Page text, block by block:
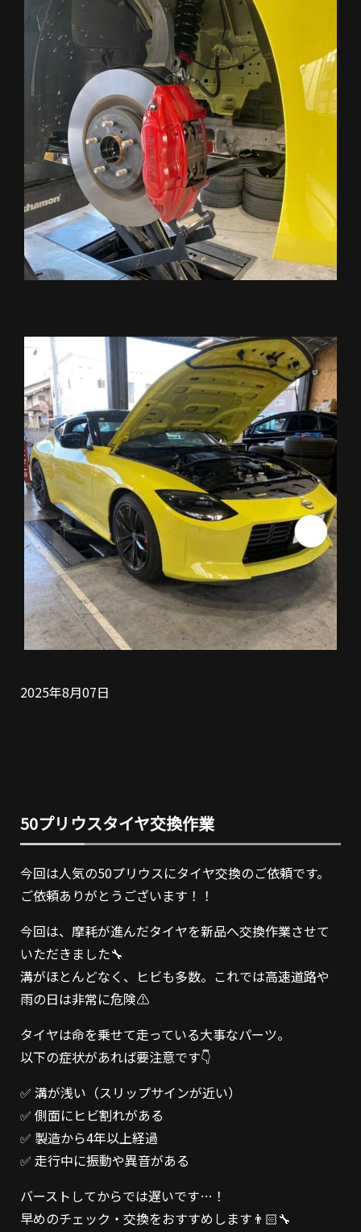
2025年8月07日
50プリウスタイヤ交換作業
今回は人気の50プリウスにタイヤ交換のご依頼です。
ご依頼ありがとうございます！！
今回は、摩耗が進んだタイヤを新品へ交換作業させて
いただきました🔧
溝がほとんどなく、ヒビも多数。これでは高速道路や
雨の日は非常に危険⚠️
タイヤは命を乗せて走っている大事なパーツ。
以下の症状があれば要注意です👇
✅ 溝が浅い（スリップサインが近い）
✅ 側面にヒビ割れがある
✅ 製造から4年以上経過
✅ 走行中に振動や異音がある
バーストしてからでは遅いです…！
早めのチェック・交換をおすすめします👨🏻‍🔧